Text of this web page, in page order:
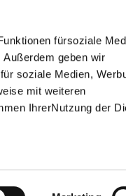
fürsoziale
geben wir
soziale Medien,
mit weiteren
IhrerNutzung der
Websites des
GmbH.